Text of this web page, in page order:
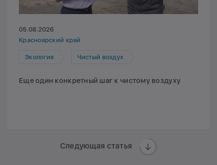
05.08.2026
Красноярский край
Экология Чистый воздух
Еще один конкретный шаг к чистому воздуху
Следующая статья